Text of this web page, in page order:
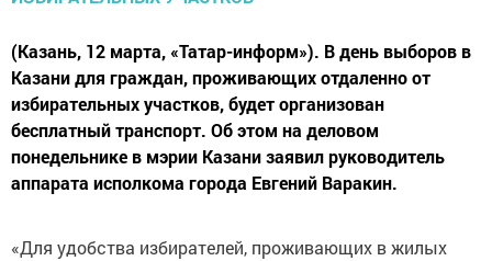
(Казань, 12 марта, «Татар-информ»). В день выборов в
Казани для граждан, проживающих отдаленно от
избирательных участков, будет организован
бесплатный транспорт. Об этом на деловом
понедельнике в мэрии Казани заявил руководитель
аппарата исполкома города Евгений Варакин.
«Для удобства избирателей, проживающих в жилых